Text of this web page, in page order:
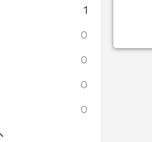
1
0
0
0
0